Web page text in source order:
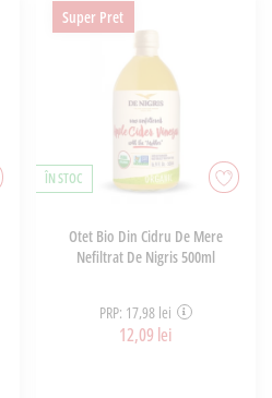
Super Pret
ÎN STOC
Otet Bio Din Cidru De Mere
Nefiltrat De Nigris 500ml
PRP: 17,98 lei
12,09 lei